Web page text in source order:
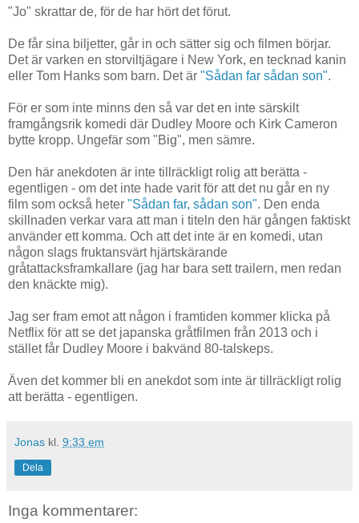
"Jo" skrattar de, för de har hört det förut.
De får sina biljetter, går in och sätter sig och filmen börjar.
Det är varken en storviltjägare i New York, en tecknad kanin
eller Tom Hanks som barn. Det är "Sådan far sådan son".
För er som inte minns den så var det en inte särskilt
framgångsrik komedi där Dudley Moore och Kirk Cameron
bytte kropp. Ungefär som "Big", men sämre.
Den här anekdoten är inte tillräckligt rolig att berätta -
egentligen - om det inte hade varit för att det nu går en ny
film som också heter "Sådan far, sådan son". Den enda
skillnaden verkar vara att man i titeln den här gången faktiskt
använder ett komma. Och att det inte är en komedi, utan
någon slags fruktansvärt hjärtskärande
gråtattacksframkallare (jag har bara sett trailern, men redan
den knäckte mig).
Jag ser fram emot att någon i framtiden kommer klicka på
Netflix för att se det japanska gråtfilmen från 2013 och i
stället får Dudley Moore i bakvänd 80-talskeps.
Även det kommer bli en anekdot som inte är tillräckligt rolig
att berätta - egentligen.
Jonas kl. 9:33 em
Dela
Inga kommentarer: